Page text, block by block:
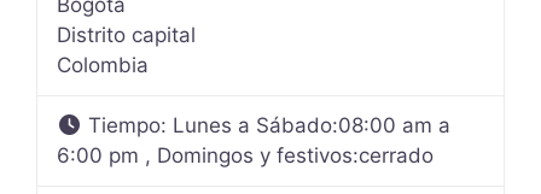
Bogotá
Distrito capital
Colombia
Tiempo: Lunes a Sábado:08:00 am a
6:00 pm , Domingos y festivos:cerrado